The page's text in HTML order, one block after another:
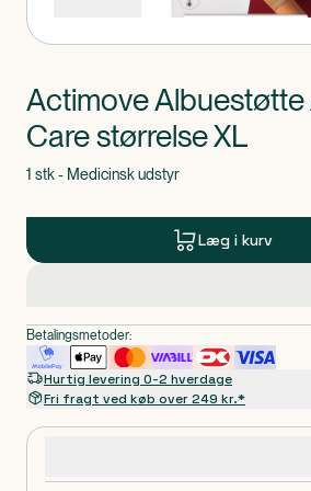
Actimove Albuestøtte
Care størrelse XL
1 stk - Medicinsk udstyr
Læg i kurv
Betalingsmetoder:
Hurtig levering 0-2 hverdage
Fri fragt ved køb over 249 kr.*